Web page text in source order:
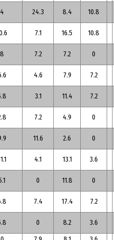
4 24.3 8.4 10.8
7.1 16.5 10.8
8 7.2 7.2 0
4.6 7.9 7.2
3.1 11.4 7.2
7.2 4.9 0
11.6 2.6 0
4.1 13.1 3.6
0 11.8 0
7.4 17.4 7.2
0 8.2 3.6